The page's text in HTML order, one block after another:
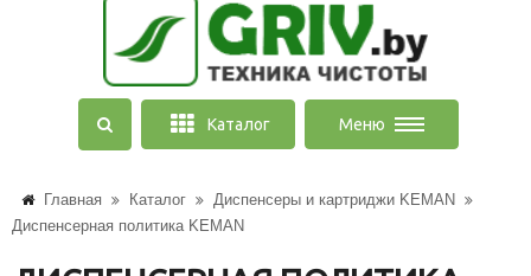
Каталог Меню
Главная Каталог
Диспенсеры и картриджи KEMAN
Диспенсерная политика KEMAN